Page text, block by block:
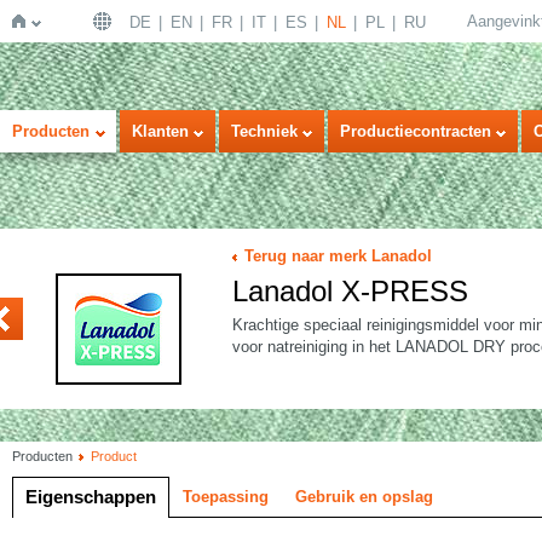
Home
DE EN FR IT ES NL PL RU
Producten Klanten Techniek Productiecontracten
Terug naar merk Lanadol
Lanadol X-PRESS
Krachtige speciaal reinigingsmiddel voor
voor natreiniging in het LANADOL DRY
Producten Product
Eigenschappen Toepassing Gebruik en opslag